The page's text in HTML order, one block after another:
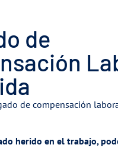
de
de compensación
herido en el trabajo,